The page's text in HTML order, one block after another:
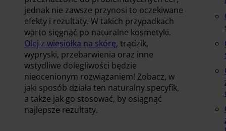
jednak nie zawsze przynosi to oczekiwane
efekty i rezultaty. W takich przypadkach
warto sięgnąć po naturalne kosmetyki.
Olej z wiesiołka na skórę, trądzik,
wypryski, przebarwienia oraz inne
wstydliwe dolegliwości będzie
nieocenionym rozwiązaniem! Zobacz, w
jaki sposób działa ten naturalny specyfik,
a także jak go stosować, by osiągnąć
najlepsze rezultaty.